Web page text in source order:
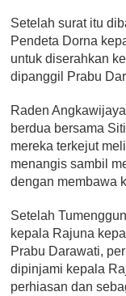
Setelah surat itu
Pendeta Dorna
untuk diserahkan
dipanggil Prabu
Raden
berdua bersama
mereka terkejut
menangis sambil
dengan membawa
Setelah
kepala Rajuna
Prabu Darawati,
dipinjami kepala
perhiasan dan